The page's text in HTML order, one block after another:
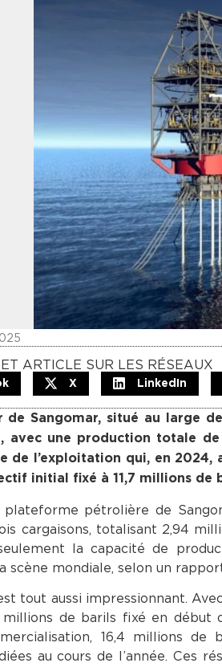
ARTICLE SUR LES RÉSEAUX
X LinkedIn
de Sangomar, situé au large
avec une production totale
de l’exploitation qui, en
initial fixé à 11,7 millions de
pétrolière de
cargaisons, totalisant 2,94
la capacité de
scène mondiale, selon un
tout aussi impressionnant.
millions de barils fixé en
16,4 millions
au cours de l’année. Ces